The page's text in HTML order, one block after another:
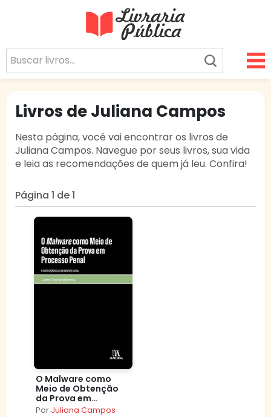
Sua Biblioteca Virtual Gratuita
Livros de Juliana Campos
Nesta página, você vai encontrar os livros de
Juliana Campos. Navegue por seus livros, sua vida
e leia as recomendações de quem já leu. Confira!
Página 1 de 1
O Malware como
Meio de Obtenção
da Prova em
Processo Penal
Por Juliana Campos